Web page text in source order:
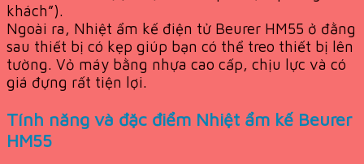
khách”).
Ngoài ra, Nhiệt ẩm kế điện tử Beurer HM55 ở đằng
sau thiết bị có kẹp giúp bạn có thể treo thiết bị lên
tường. Vỏ máy bằng nhựa cao cấp, chịu lực và có
giá đựng rất tiện lợi.
Tính năng và đặc điểm Nhiệt ẩm kế Beurer
HM55